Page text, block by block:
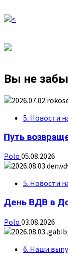
Вы не
5. Новости
Путь
Polo 05.08.2026
5. Новости
День ВДВ в
Polo 03.08.2026
6. Наши